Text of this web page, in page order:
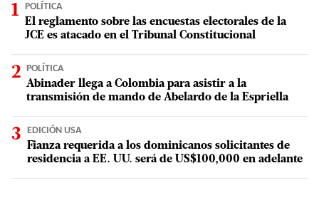
POLÍTICA
El reglamento sobre las encuestas electorales de la
JCE es atacado en el Tribunal Constitucional
POLÍTICA
Abinader llega a Colombia para asistir a la
transmisión de mando de Abelardo de la Espriella
EDICIÓN USA
Fianza requerida a los dominicanos solicitantes de
residencia a EE. UU. será de US$100,000 en adelante